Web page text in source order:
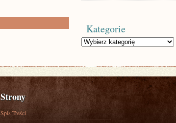
Kategorie
Kategorie
Strony
Spis Treści